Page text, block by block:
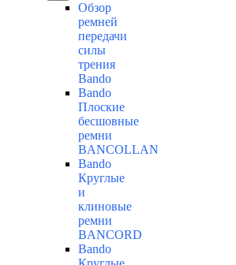
Обзор
ремней
передачи
силы
трения
Bando
Bando
Плоские
бесшовные
ремни
BANCOLLAN
Bando
Круглые
и
клиновые
ремни
BANCORD
Bando